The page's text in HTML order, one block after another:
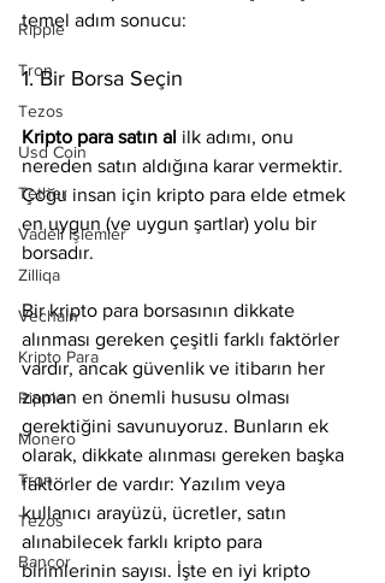
Ripple
Tron
Tezos
Usd Coin
Tether
Vadeli İşlemler
Zilliqa
Vechain
Kripto Para
Ripple
Monero
Tron
Tezos
Bancor
temel adım sonucu:
1. Bir Borsa Seçin
Kripto para satın al ilk adımı, onu
nereden satın aldığına karar vermektir.
Çoğu insan için kripto para elde etmek
en uygun (ve uygun şartlar) yolu bir
borsadır.
Bir kripto para borsasının dikkate
alınması gereken çeşitli farklı faktörler
vardır, ancak güvenlik ve itibarın her
zaman en önemli hususu olması
gerektiğini savunuyoruz. Bunların ek
olarak, dikkate alınması gereken başka
faktörler de vardır: Yazılım veya
kullanıcı arayüzü, ücretler, satın
alınabilecek farklı kripto para
birimlerinin sayısı. İşte en iyi kripto